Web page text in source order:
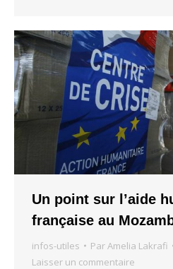
Un point sur l’aide
française au
infos-utiles Par Amelia Lakrafi
Laisser un commentaire